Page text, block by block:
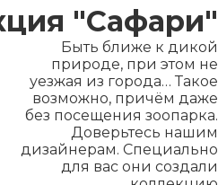
"Сафари"
Быть ближе к дикой
природе, при этом не
уезжая из города… Такое
возможно, причём даже
без посещения зоопарка.
Доверьтесь нашим
дизайнерам. Специально
для вас они создали